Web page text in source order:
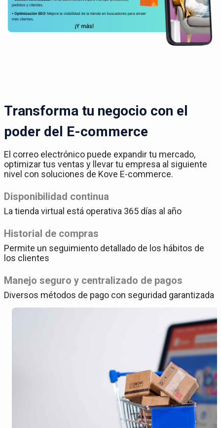
Transforma tu negocio con el
poder del E-commerce
El correo electrónico puede expandir tu mercado,
optimizar tus ventas y llevar tu empresa al siguiente
nivel con soluciones de Kove E-commerce.
Disponibilidad continua
La tienda virtual está operativa 365 días al año
Historial de compras
Permite un seguimiento detallado de los hábitos de
los clientes
Manejo seguro y centralizado de pagos
Diversos métodos de pago con seguridad garantizada